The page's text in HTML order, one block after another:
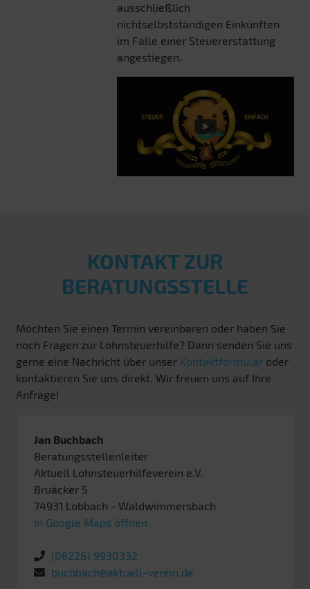
ausschließlich
nichtselbstständigen Einkünften
im Falle einer Steuererstattung
angestiegen.
KONTAKT ZUR
BERATUNGSSTELLE
Möchten Sie einen Termin vereinbaren oder haben Sie
noch Fragen zur Lohnsteuerhilfe? Dann senden Sie uns
gerne eine Nachricht über unser Kontaktformular oder
kontaktieren Sie uns direkt. Wir freuen uns auf Ihre
Anfrage!
Jan Buchbach
Beratungsstellenleiter
Aktuell Lohnsteuerhilfeverein e.V.
Bruäcker 5
74931 Lobbach - Waldwimmersbach
In Google Maps öffnen
(06226) 9930332
buchbach@aktuell-verein.de